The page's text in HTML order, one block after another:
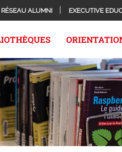
RÉSEAU ALUMNI EXECUTIVE